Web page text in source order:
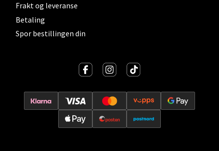
Frakt og leveranse
Betaling
Spor bestillingen din
Leirvik - Stord
Velg